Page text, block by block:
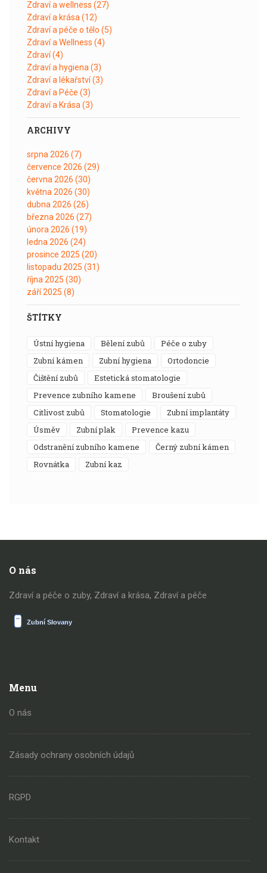
Zdraví a wellness (27)
Zdraví a krása (12)
Zdraví a péče o tělo (5)
Zdraví a Wellness (4)
Zdraví(4)
Zdraví a hygiena (3)
Zdraví a lékařství(3)
Zdraví a Péče (3)
Zdraví a Krása (3)
ARCHIVY
srpna 2026 (7)
července 2026 (29)
června 2026 (30)
května 2026 (30)
dubna 2026 (26)
března 2026 (27)
února 2026 (19)
ledna 2026 (24)
prosince 2025 (20)
listopadu 2025 (31)
října 2025 (30)
září 2025 (8)
ŠTÍTKY
ústní hygiena bělení zubů
péče o zuby
zubní kámen
zubní hygiena
ortodoncie
čištění zubů
estetická stomatologie
prevence zubního kamene
broušení zubů
citlivost zubů
stomatologie
zubní implantáty
úsměv
zubní plak
prevence kazu
odstranění zubního kamene
černý zubní kámen
rovnátka
zubní kaz
O nás
Zdraví a péče o zuby, Zdraví a krása, Zdraví a péče
Menu
O nás
Zásady ochrany osobních údajů
RGPD
Kontakt